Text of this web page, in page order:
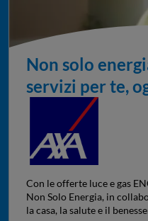
Non solo
servizi per te,
Con le offerte luce e gas
Non Solo Energia, in
la casa, la salute e il